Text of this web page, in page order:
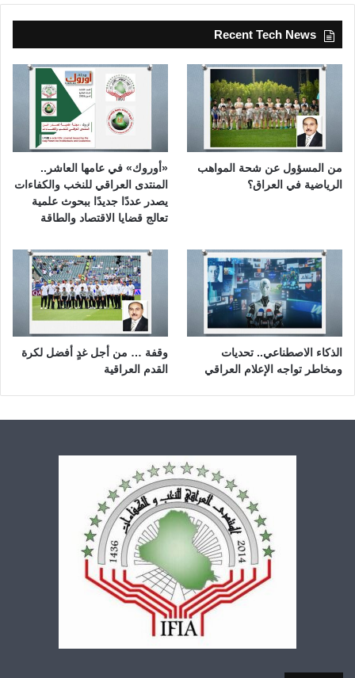
Recent Tech News
من المسؤول عن شحة المواهب
الرياضية في العراق؟
«أوروك» في عامها العاشر..
المنتدى العراقي للنخب والكفاءات
يصدر عددًا جديدًا ببحوث علمية
تعالج قضايا الاقتصاد والطاقة
الذكاء الاصطناعي.. تحديات
ومخاطر تواجه الإعلام العراقي
وقفة … من أجل غدٍ أفضل لكرة
القدم العراقية